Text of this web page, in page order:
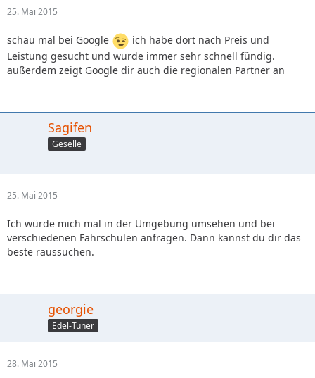
25. Mai 2015
schau mal bei Google
ich habe dort nach Preis und
Leistung gesucht und wurde immer sehr schnell fündig.
außerdem zeigt Google dir auch die regionalen Partner an
Sagifen
Geselle
25. Mai 2015
Ich würde mich mal in der Umgebung umsehen und bei
verschiedenen Fahrschulen anfragen. Dann kannst du dir das
beste raussuchen.
georgie
Edel-Tuner
28. Mai 2015